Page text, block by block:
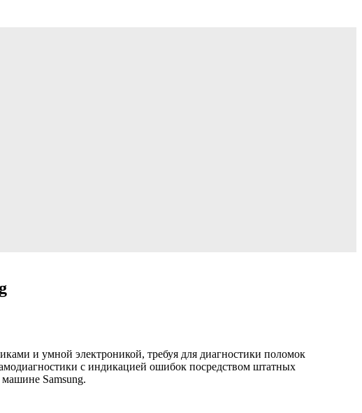
и умной электроникой, требуя для диагностики поломок
с индикацией ошибок посредством штатных
Samsung.